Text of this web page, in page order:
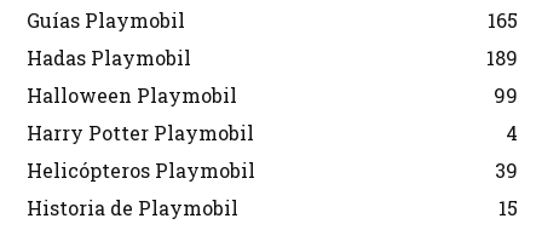
Guías Playmobil
165
Hadas Playmobil
189
Halloween Playmobil
99
Harry Potter Playmobil
4
Helicópteros Playmobil
39
Historia de Playmobil
15